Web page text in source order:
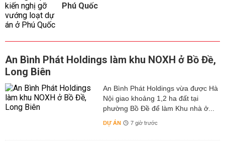
Phú Quốc
An Bình Phát Holdings làm khu NOXH ở Bồ Đề,
Long Biên
An Bình Phát Holdings vừa được Hà
Nội giao khoảng 1,2 ha đất tại
phường Bồ Đề để làm Khu nhà ở...
DỰ ÁN 7 giờ trước